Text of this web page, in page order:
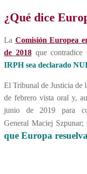
¿Qué dice
La Comisión Europea
de 2018que contradice
IRPH sea declarado
El Tribunal de Justicia de
de febrero vista oral y,
junio de 2019 para
General Maciej Szpunar;
que Europa